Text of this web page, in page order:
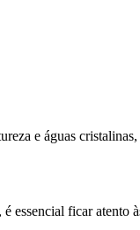
e águas
essencial ficar atento